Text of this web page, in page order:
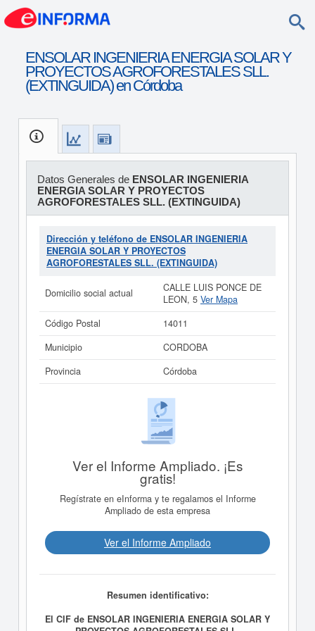
ENSOLAR INGENIERIA ENERGIA SOLAR Y
PROYECTOS AGROFORESTALES SLL.
(EXTINGUIDA) en Córdoba
Datos Generales de ENSOLAR INGENIERIA
ENERGIA SOLAR Y PROYECTOS
AGROFORESTALES SLL. (EXTINGUIDA)
Dirección y teléfono de ENSOLAR INGENIERIA
ENERGIA SOLAR Y PROYECTOS
AGROFORESTALES SLL. (EXTINGUIDA)
Domicilio social actual
CALLE LUIS PONCE DE
LEON, 5 Ver Mapa
Código Postal
14011
Municipio
CORDOBA
Provincia
Córdoba
Ver el Informe Ampliado. ¡Es
gratis!
Regístrate en eInforma y te regalamos el Informe
Ampliado de esta empresa
Ver el Informe Ampliado
Resumen identificativo:
El CIF de ENSOLAR INGENIERIA ENERGIA SOLAR Y